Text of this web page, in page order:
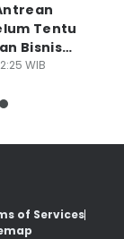
Tentu
Bisnis
WIB
of Services